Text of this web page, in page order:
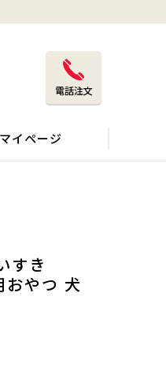
電話注文
マイページ
すき
やつ 犬